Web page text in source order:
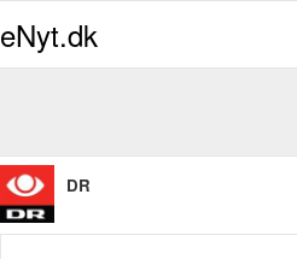
eNyt.dk
DR